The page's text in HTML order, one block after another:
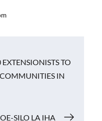
TO
IN
SILO LA IHA